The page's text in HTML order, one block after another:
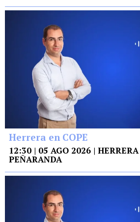
Herrera en COPE
12:30 | 05 AGO 2026 |
PEÑARANDA